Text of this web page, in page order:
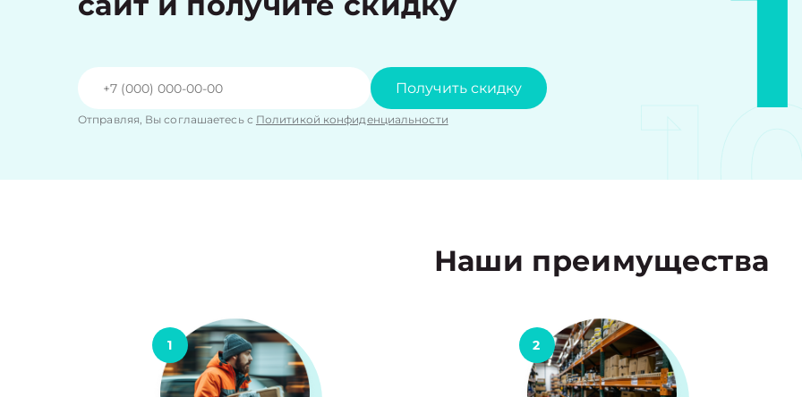
Получить скидку
Отправляя, Вы соглашаетесь с Политикой конфиденциальности
Наши преимущества
1 2